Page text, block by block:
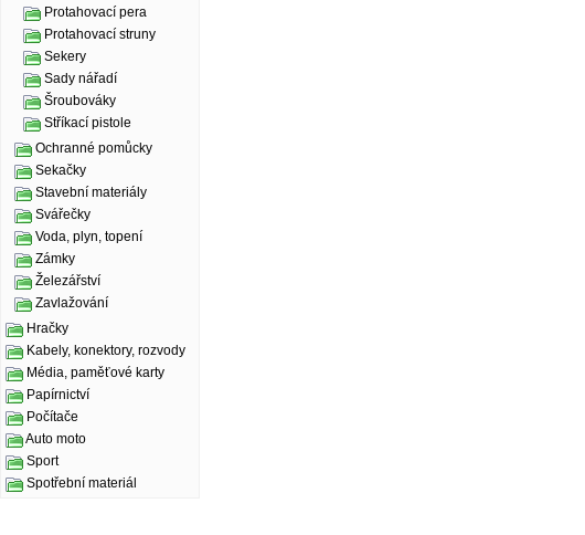
Protahovací pera
Protahovací struny
Sekery
Sady nářadí
Šroubováky
Stříkací pistole
Ochranné pomůcky
Sekačky
Stavební materiály
Svářečky
Voda, plyn, topení
Zámky
Železářství
Zavlažování
Hračky
Kabely, konektory, rozvody
Média, paměťové karty
Papírnictví
Počítače
Auto moto
Sport
Spotřební materiál